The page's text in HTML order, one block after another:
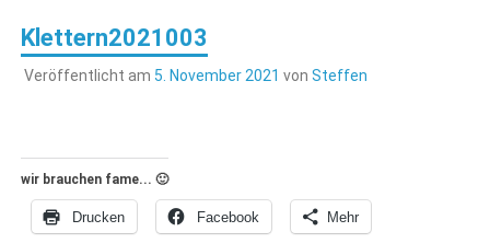
Klettern2021003
Veröffentlicht am 5. November 2021 von Steffen
wir brauchen fame... 🙂
Drucken Facebook Mehr